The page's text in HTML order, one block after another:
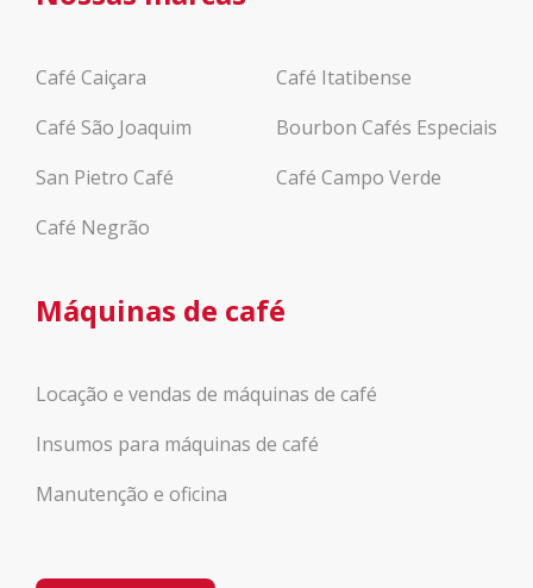
Café Caiçara
Café São Joaquim
San Pietro Café
Café Negrão
Café Itatibense
Bourbon Cafés Especiais
Café Campo Verde
Máquinas de café
Locação e vendas de máquinas de café
Insumos para máquinas de café
Manutenção e oficina